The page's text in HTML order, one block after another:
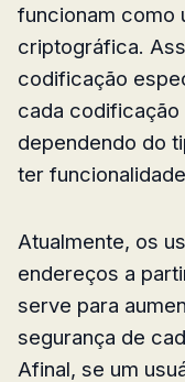
funcionam como
criptográfica.
codificação
cada
dependendo do
ter
Atualmente, os
endereços a
serve para
segurança de
Afinal, se um